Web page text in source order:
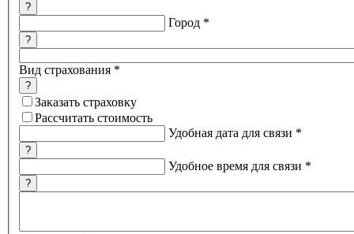
?
Город *
?
Вид страхования *
?
Заказать страховку
Рассчитать стоимость
Удобная дата для связи *
?
Удобное время для связи *
?